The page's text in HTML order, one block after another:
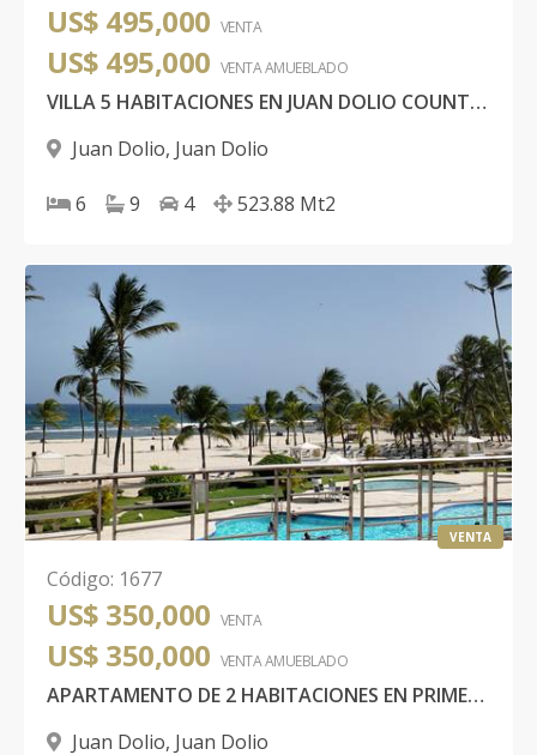
US$ 495,000 VENTA
US$ 495,000 VENTA AMUEBLADO
VILLA 5 HABITACIONES EN JUAN DOLIO COUNTRY CLUB
Juan Dolio, Juan Dolio
6 9 4 523.88 Mt2
VENTA
Código: 1677
US$ 350,000 VENTA
US$ 350,000 VENTA AMUEBLADO
APARTAMENTO DE 2 HABITACIONES EN PRIMERA LÍNEA DE PLAYA, COSTA DEL SOL JUAN DOLIO
Juan Dolio, Juan Dolio